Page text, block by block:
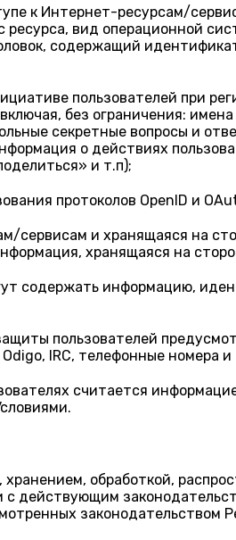
к Интернет-ресурсам/
вид операционной
содержащий
пользователей при
без ограничения:
секретные вопросы и
о действиях
и т.п);
протоколов OpenID и
сервисам и хранящаяся на
хранящаяся на
содержать информацию,
пользователей
IRC, телефонные номера
считается
обработкой,
действующим
законодательством